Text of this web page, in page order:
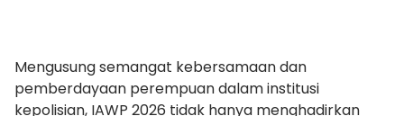
Mengusung semangat kebersamaan dan
pemberdayaan perempuan dalam institusi
kepolisian, IAWP 2026 tidak hanya menghadirkan